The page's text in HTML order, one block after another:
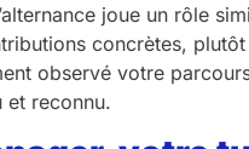
joue un rôle
concrètes,
observé votre
et reconnu.